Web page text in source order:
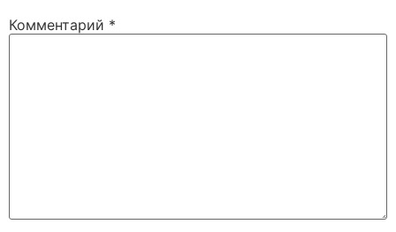
Комментарий *